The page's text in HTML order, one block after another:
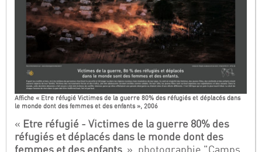
Affiche « Etre réfugié Victimes de la guerre 80% des réfugiés et déplacés dans
le monde dont des femmes et des enfants », 2006
« Etre réfugié - Victimes de la guerre 80% des
réfugiés et déplacés dans le monde dont des